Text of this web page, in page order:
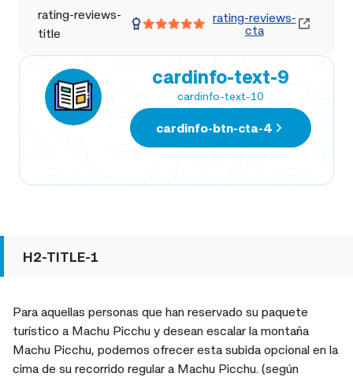
rating-reviews-
title
rating-reviews-
cta
cardinfo-text-9
cardinfo-text-10
cardinfo-btn-cta-4
H2-TITLE-1
Para aquellas personas que han reservado su paquete
turístico a Machu Picchu y desean escalar la montaña
Machu Picchu, podemos ofrecer esta subida opcional en la
cima de su recorrido regular a Machu Picchu. (según